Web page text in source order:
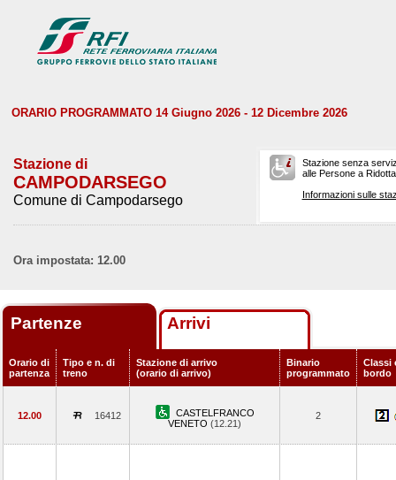
ORARIO PROGRAMMATO 14 Giugno 2026 - 12 Dicembre 2026
Stazione di
CAMPODARSEGO
Comune di Campodarsego
Stazione senza
alle Persone a
Informazioni sulle
Ora impostata: 12.00
Partenze Arrivi
Orario di
partenza
Tipo e n. di
treno
Stazione di arrivo
(orario di arrivo)
Binario
programmato
Classi
bordo
12.00 16412
CASTELFRANCO
VENETO (12.21)
2